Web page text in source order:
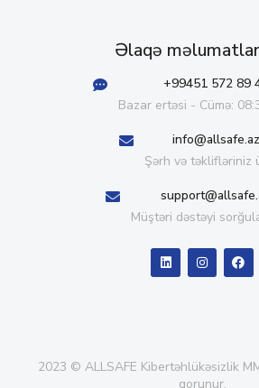
Əlaqə
+99451 572 89
Bazar ertəsi - Cümə:
info@allsafe.az
Şərh və təklifləriniz
Müştəri dəstəyi
2023 © ALLSAFE Kibertəhlükəsizlik
qorunur.